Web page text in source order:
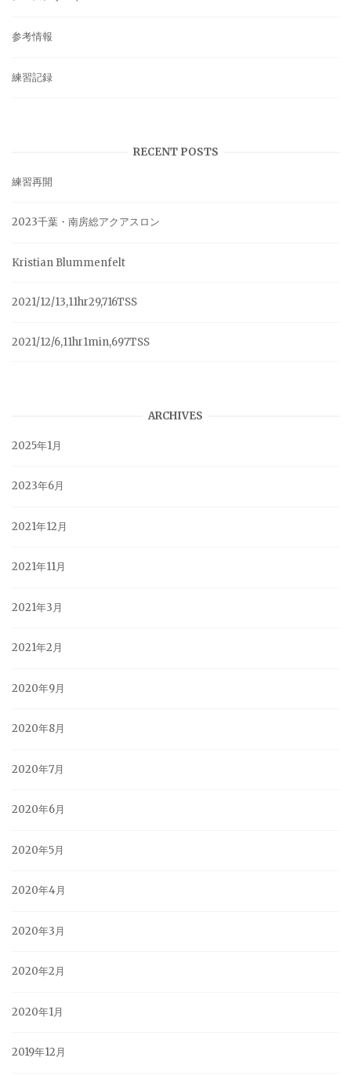
参考情報
練習記録
RECENT POSTS
練習再開
2023千葉・南房総アクアスロン
Kristian Blummenfelt
2021/12/13,11hr29,716TSS
2021/12/6,11hr1min,697TSS
ARCHIVES
2025年1月
2023年6月
2021年12月
2021年11月
2021年3月
2021年2月
2020年9月
2020年8月
2020年7月
2020年6月
2020年5月
2020年4月
2020年3月
2020年2月
2020年1月
2019年12月